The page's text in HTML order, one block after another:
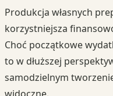
Produkcja własnych
korzystniejsza
Choć początkowe
to w dłuższej
samodzielnym